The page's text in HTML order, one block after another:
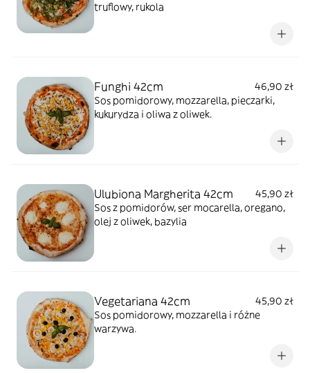
truflowy, rukola
Funghi 42cm
46,90 zł
Sos pomidorowy, mozzarella, pieczarki,
kukurydza i oliwa z oliwek.
Ulubiona Margherita 42cm
45,90 zł
Sos z pomidorów, ser mocarella, oregano,
olej z oliwek, bazylia
Vegetariana 42cm
45,90 zł
Sos pomidorowy, mozzarella i różne
warzywa.